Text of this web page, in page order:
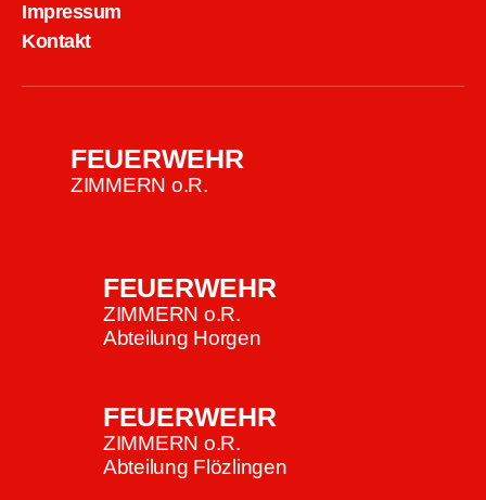
Impressum
Kontakt
FEUERWEHR
ZIMMERN o.R.
FEUERWEHR
ZIMMERN o.R.
Abteilung Horgen
FEUERWEHR
ZIMMERN o.R.
Abteilung Flözlingen